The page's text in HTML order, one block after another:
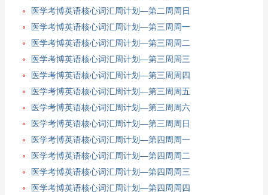
医学考博英语核心词汇周计划—第二周周日
医学考博英语核心词汇周计划—第三周周一
医学考博英语核心词汇周计划—第三周周二
医学考博英语核心词汇周计划—第三周周三
医学考博英语核心词汇周计划—第三周周四
医学考博英语核心词汇周计划—第三周周五
医学考博英语核心词汇周计划—第三周周六
医学考博英语核心词汇周计划—第三周周日
医学考博英语核心词汇周计划—第四周周一
医学考博英语核心词汇周计划—第四周周二
医学考博英语核心词汇周计划—第四周周三
医学考博英语核心词汇周计划—第四周周四